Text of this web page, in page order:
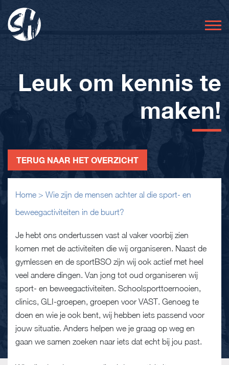
Leuk om kennis te
maken!
TERUG NAAR HET OVERZICHT
Home > Wie zijn de mensen achter al die sport- en
beweegactiviteiten in de buurt?
Je hebt ons ondertussen vast al vaker voorbij zien
komen met de activiteiten die wij organiseren. Naast de
gymlessen en de sportBSO zijn wij ook actief met heel
veel andere dingen. Van jong tot oud organiseren wij
sport- en beweegactiviteiten. Schoolsporttoernooien,
clinics, GLI-groepen, groepen voor VAST. Genoeg te
doen en wie je ook bent, wij hebben iets passend voor
jouw situatie. Anders helpen we je graag op weg en
gaan we samen zoeken naar iets dat echt bij jou past.